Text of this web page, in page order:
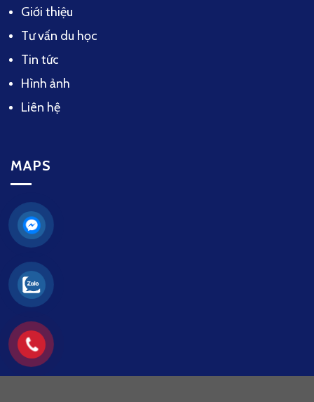
Giới thiệu
Tư vấn du học
Tin tức
Hình ảnh
Liên hệ
MAPS